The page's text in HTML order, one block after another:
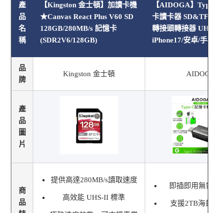
產
品
名
稱
【Kingston 金士頓】加讀卡機
★Canvas React Plus V60 SD
128GB/280MB/s 記憶卡
(SDR2V6/128GB)
【AIDOGA】Type-
卡讀卡器 SD&TF
轉接頭轉接器 UHS-
iPhone17/安卓/手機
品
牌
Kingston 金士頓 AIDOGA
產
品
圖
片
商
品
提供高達280MB/s讀取速度
高效能 UHS-II 標準
即插即用無需
支援2TB海量